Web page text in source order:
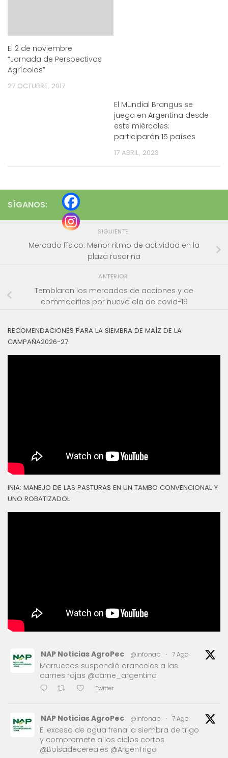
El 2 de noviembre
“Jornada de Perspectivas
Agrícolas”
27 OCTUBRE, 2017
El Mundial Brangus se
juega en Argentina desde
este miércoles:
participarán 15 países
17 ABRIL, 2023
SÍGANOS:
SIGUIENTE
Mercado físico: Menor ritmo de actividad en la
plaza rosarina
ANTERIOR
Temblaron los mercados de acciones y de
commodities por nueva ola de covid-19
RECOMENDACIONES PARA LA SIEMBRA DE MAÍZ DE LA
CAMPAÑA2026-27
INIA: MANEJO DE LAS PASTURAS EN UN TAMBO CONVENCIONAL Y
UNO ROBATIZADOL
NAP Noticias AgroPec @infonap · 7 Ago
Marruecos suspendió aranceles a las
carnes rojas @carne_argentina
Twitter
NAP Noticias AgroPec @infonap · 7 Ago
El exceso de agua frena la siembra de trigo
y compromete a los ciclos cortos
@Bolsadecereales @ArgenTrigo